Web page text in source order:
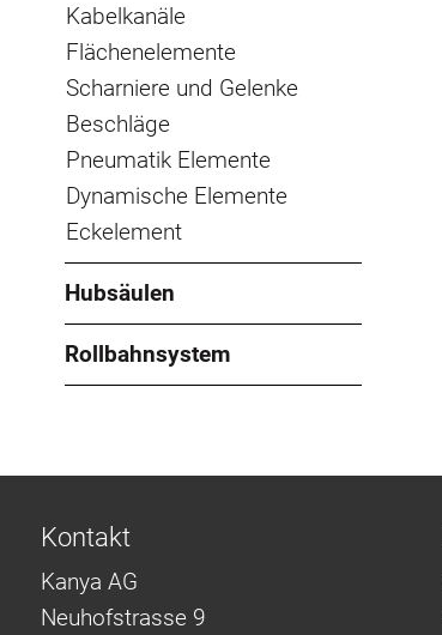
Kabelkanäle
Flächenelemente
Scharniere und Gelenke
Beschläge
Pneumatik Elemente
Dynamische Elemente
Eckelement
Hubsäulen
Rollbahnsystem
Kontakt
Kanya AG
Neuhofstrasse 9